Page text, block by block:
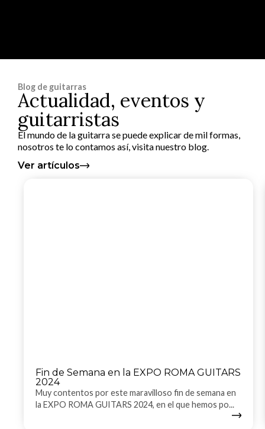
Blog de guitarras
Actualidad, eventos y
guitarristas
El mundo de la guitarra se puede explicar de mil formas,
nosotros te lo contamos así, visita nuestro blog.
Ver artículos
Fin de Semana en la EXPO ROMA GUITARS
2024
Muy contentos por este maravilloso fin de semana en
la EXPO ROMA GUITARS 2024, en el que hemos po...